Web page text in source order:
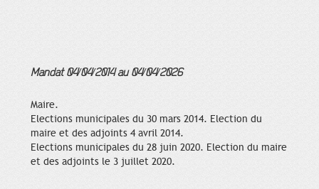
Mandat 04/04/2014 au 04/04/2026
Maire.
Elections municipales du 30 mars 2014. Election du
maire et des adjoints 4 avril 2014.
Elections municipales du 28 juin 2020. Election du maire
et des adjoints le 3 juillet 2020.